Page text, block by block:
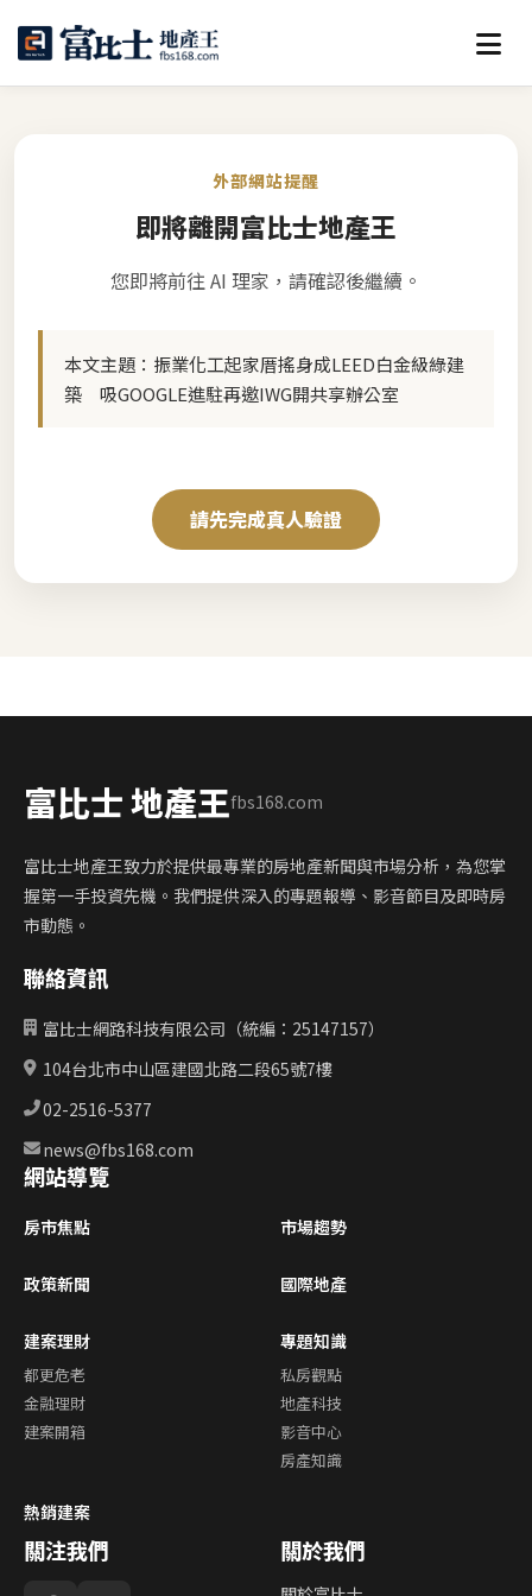
外部網站提醒
即將離開富比士地產王
您即將前往 AI 理家，請確認後繼續。
本文主題： 振業化工起家厝搖身成LEED白金級綠建
築 吸GOOGLE進駐再邀IWG開共享辦公室
請先完成真人驗證
富比士 地產王fbs168.com
富比士地產王致力於提供最專業的房地產新聞與市場分析，為您掌
握第一手投資先機。我們提供深入的專題報導、影音節目及即時房
市動態。
聯絡資訊
富比士網路科技有限公司（統編：25147157）
104台北市中山區建國北路二段65號7樓
02-2516-5377
news@fbs168.com
網站導覽
房市焦點 市場趨勢
政策新聞 國際地產
建案理財
都更危老
金融理財
建案開箱
專題知識
私房觀點
地產科技
影音中心
房產知識
熱銷建案
關注我們 關於我們